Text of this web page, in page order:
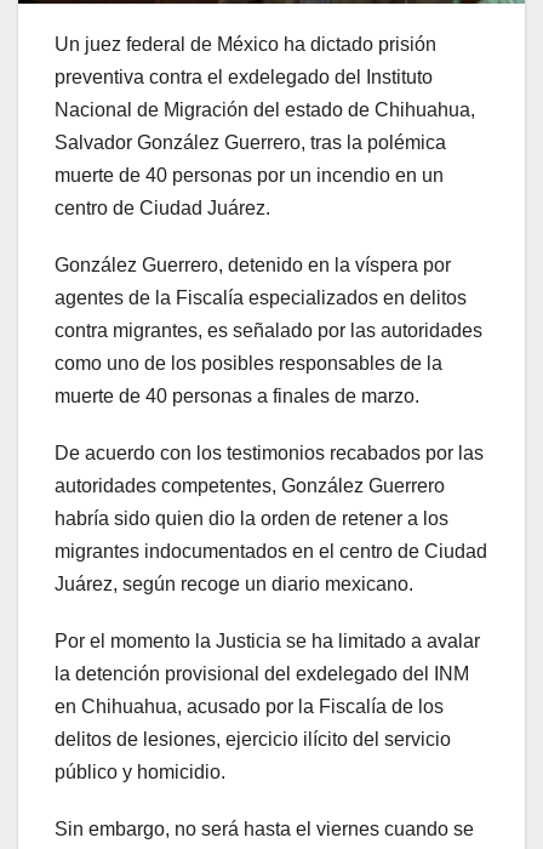
Un juez federal de México ha dictado prisión
preventiva contra el exdelegado del Instituto
Nacional de Migración del estado de Chihuahua,
Salvador González Guerrero, tras la polémica
muerte de 40 personas por un incendio en un
centro de Ciudad Juárez.
González Guerrero, detenido en la víspera por
agentes de la Fiscalía especializados en delitos
contra migrantes, es señalado por las autoridades
como uno de los posibles responsables de la
muerte de 40 personas a finales de marzo.
De acuerdo con los testimonios recabados por las
autoridades competentes, González Guerrero
habría sido quien dio la orden de retener a los
migrantes indocumentados en el centro de Ciudad
Juárez, según recoge un diario mexicano.
Por el momento la Justicia se ha limitado a avalar
la detención provisional del exdelegado del INM
en Chihuahua, acusado por la Fiscalía de los
delitos de lesiones, ejercicio ilícito del servicio
público y homicidio.
Sin embargo, no será hasta el viernes cuando se